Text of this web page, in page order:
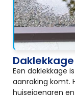
Een daklekkage
aanraking komt.
huiseigenaren